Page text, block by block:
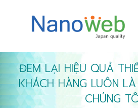
ĐEM LẠI HIỆU QUẢ
KHÁCH HÀNG LUÔN
CHÚNG